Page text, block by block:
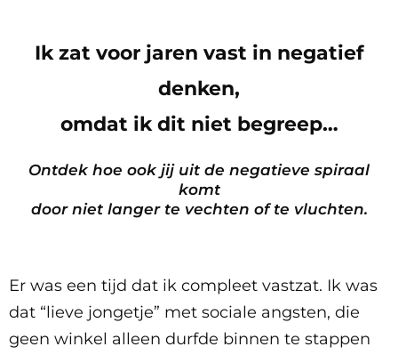
Ik zat voor jaren vast in negatief
denken,
omdat ik dit niet begreep…
Ontdek hoe ook jij uit de negatieve spiraal
komt
door niet langer te vechten of te vluchten.
Er was een tijd dat ik compleet vastzat. Ik was
dat “lieve jongetje” met sociale angsten, die
geen winkel alleen durfde binnen te stappen